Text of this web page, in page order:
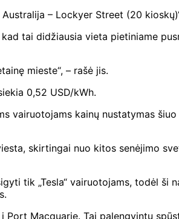
Australija – Lockyer Street (20
tai didžiausia vieta pietiniame
mieste“, – rašė jis.
0,52 USD/kWh.
vairuotojams kainų nustatymas
skirtingai nuo kitos senėjimo
tik „Tesla“ vairuotojams, todėl ši
Port Macquarie. Tai palengvintų